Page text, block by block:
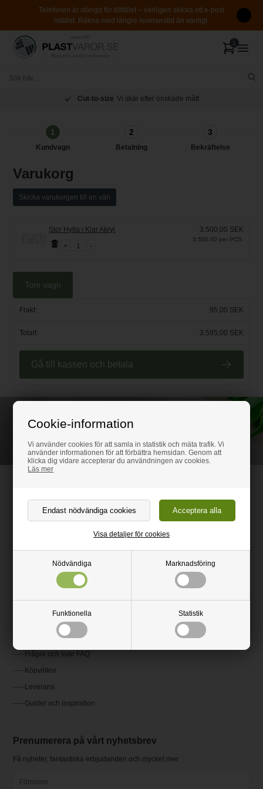
Cookie-information
Vi använder cookies för att samla in statistik och mäta trafik. Vi
använder informationen för att förbättra hemsidan. Genom att
klicka dig vidare accepterar du användningen av cookies.
Läs mer
Nödvändiga Marknadsföring
Funktionella Statistik
Visa detaljer för cookies
Telefonen är stängd för tillfället – vänligen skicka ett e-post
istället. Räkna med längre leveranstid än vanligt.
Cut-to-size Vi skär efter önskade mått
1
Kundvagn
2
Betalning
3
Bekräftelse
Varukorg
Skicka varukorgen till en vän
Stor Hylla i Klar Akryl
1
3.500,00 SEK
3.500,00 per PCS.
Tom vagn
Frakt: 95,00 SEK
Totalt: 3.595,00 SEK
Gå till kassen och betala
Ring för rådgivning
Klarabegsgatan 29, 111 21 Stockholm
(Varor kan ej hämtes; det finns inte heller någon utställning på adressen)
Organisationsnummer: 502078-4293
Momsregistreringsnummer: SE502078429301
kundservice@plastvaror.se
Kundservice
Kontakta oss
Frågor och svar FAQ
Köpvillkor
Leverans
Guider och inspiration
Prenumerera på vårt nyhetsbrev
Få nyheter, fantastiska erbjudanden och mycket mer